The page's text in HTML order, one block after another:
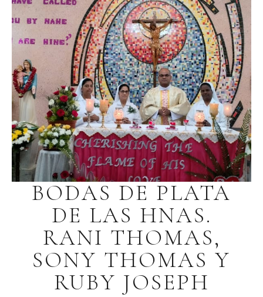
BODAS DE PLATA
DE LAS HNAS.
RANI THOMAS,
SONY THOMAS Y
RUBY JOSEPH